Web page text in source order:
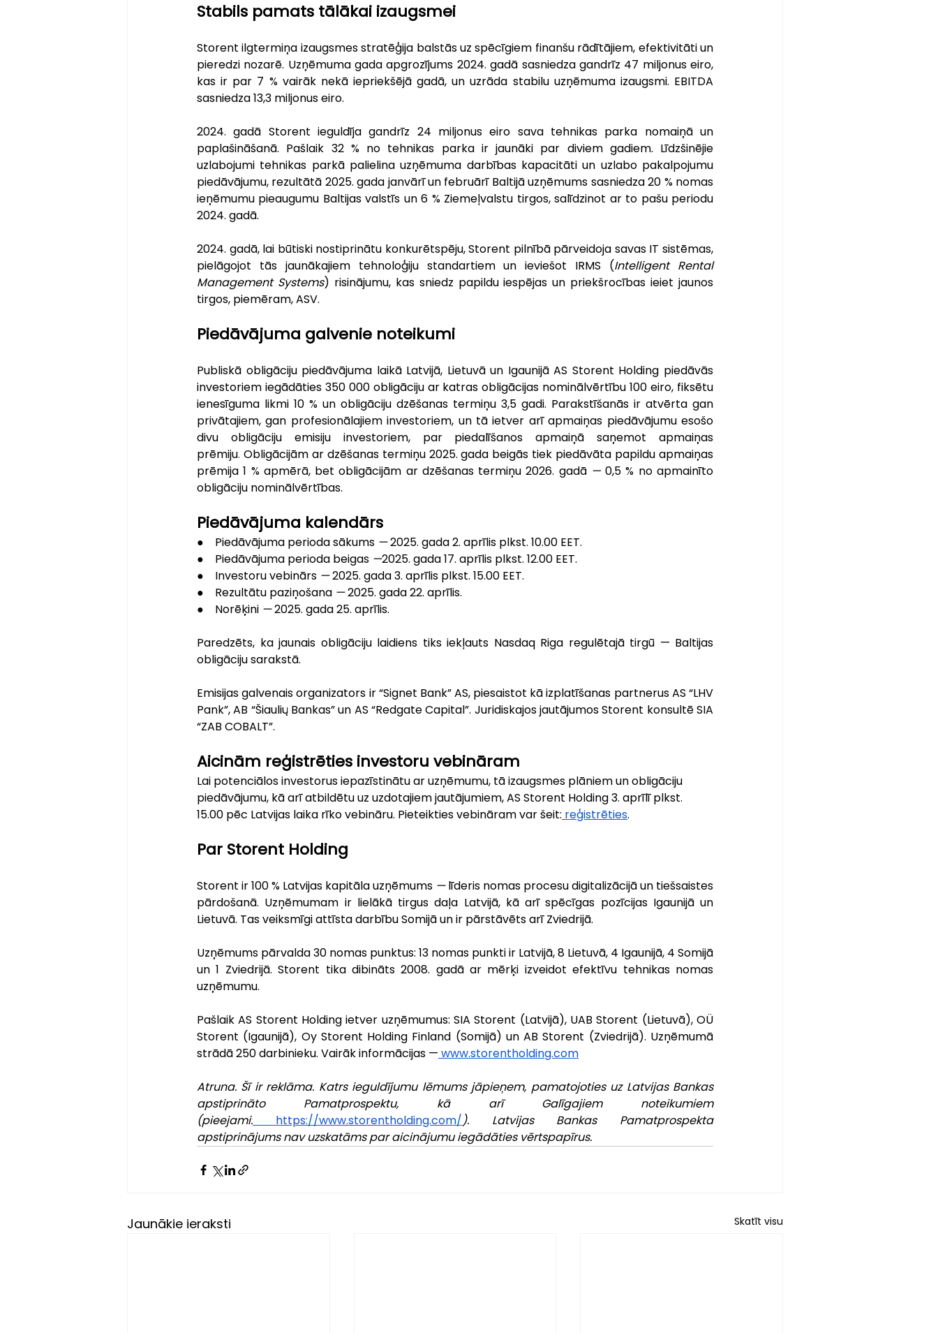
Stabils pamats tālākai izaugsmei
Storent ilgtermiņa izaugsmes stratēģija balstās uz spēcīgiem finanšu rādītājiem, efektivitāti un
pieredzi nozarē. Uzņēmuma gada apgrozījums 2024. gadā sasniedza gandrīz 47 miljonus eiro,
kas ir par 7 % vairāk nekā iepriekšējā gadā, un uzrāda stabilu uzņēmuma izaugsmi. EBITDA
sasniedza 13,3 miljonus eiro.
2024. gadā Storent ieguldīja gandrīz 24 miljonus eiro sava tehnikas parka nomaiņā un
paplašināšanā. Pašlaik 32 % no tehnikas parka ir jaunāki par diviem gadiem. Līdzšinējie
uzlabojumi tehnikas parkā palielina uzņēmuma darbības kapacitāti un uzlabo pakalpojumu
piedāvājumu, rezultātā 2025. gada janvārī un februārī Baltijā uzņēmums sasniedza 20 % nomas
ieņēmumu pieaugumu Baltijas valstīs un 6 % Ziemeļvalstu tirgos, salīdzinot ar to pašu periodu
2024. gadā.
2024. gadā, lai būtiski nostiprinātu konkurētspēju, Storent pilnībā pārveidoja savas IT sistēmas,
pielāgojot tās jaunākajiem tehnoloģiju standartiem un ieviešot IRMS (Intelligent Rental
Management Systems) risinājumu, kas sniedz papildu iespējas un priekšrocības ieiet jaunos
tirgos, piemēram, ASV.
Piedāvājuma galvenie noteikumi
Publiskā obligāciju piedāvājuma laikā Latvijā, Lietuvā un Igaunijā AS Storent Holding piedāvās
investoriem iegādāties 350 000 obligāciju ar katras obligācijas nominālvērtību 100 eiro, fiksētu
ienesīguma likmi 10 % un obligāciju dzēšanas termiņu 3,5 gadi. Parakstīšanās ir atvērta gan
privātajiem, gan profesionālajiem investoriem, un tā ietver arī apmaiņas piedāvājumu esošo
divu obligāciju emisiju investoriem, par piedalīšanos apmaiņā saņemot apmaiņas
prēmiju. Obligācijām ar dzēšanas termiņu 2025. gada beigās tiek piedāvāta papildu apmaiņas
prēmija 1 % apmērā, bet obligācijām ar dzēšanas termiņu 2026. gadā — 0,5 % no apmainīto
obligāciju nominālvērtības.
Piedāvājuma kalendārs
●    Piedāvājuma perioda sākums — 2025. gada 2. aprīlis plkst. 10.00 EET.
●    Piedāvājuma perioda beigas —2025. gada 17. aprīlis plkst. 12.00 EET.
●    Investoru vebinārs — 2025. gada 3. aprīlis plkst. 15.00 EET.
●    Rezultātu paziņošana — 2025. gada 22. aprīlis.
●    Norēķini — 2025. gada 25. aprīlis.
Paredzēts, ka jaunais obligāciju laidiens tiks iekļauts Nasdaq Riga regulētajā tirgū — Baltijas
obligāciju sarakstā.
Emisijas galvenais organizators ir “Signet Bank” AS, piesaistot kā izplatīšanas partnerus AS “LHV
Pank”, AB “Šiaulių Bankas” un AS “Redgate Capital”. Juridiskajos jautājumos Storent konsultē SIA
“ZAB COBALT”.
Aicinām reģistrēties investoru vebināram
Lai potenciālos investorus iepazīstinātu ar uzņēmumu, tā izaugsmes plāniem un obligāciju
piedāvājumu, kā arī atbildētu uz uzdotajiem jautājumiem, AS Storent Holding 3. aprīlī plkst.
15.00 pēc Latvijas laika rīko vebināru. Pieteikties vebināram var šeit: reģistrēties.
Par Storent Holding
Storent ir 100 % Latvijas kapitāla uzņēmums — līderis nomas procesu digitalizācijā un tiešsaistes
pārdošanā. Uzņēmumam ir lielākā tirgus daļa Latvijā, kā arī spēcīgas pozīcijas Igaunijā un
Lietuvā. Tas veiksmīgi attīsta darbību Somijā un ir pārstāvēts arī Zviedrijā.
Uzņēmums pārvalda 30 nomas punktus: 13 nomas punkti ir Latvijā, 8 Lietuvā, 4 Igaunijā, 4 Somijā
un 1 Zviedrijā. Storent tika dibināts 2008. gadā ar mērķi izveidot efektīvu tehnikas nomas
uzņēmumu.
Pašlaik AS Storent Holding ietver uzņēmumus: SIA Storent (Latvijā), UAB Storent (Lietuvā), OÜ
Storent (Igaunijā), Oy Storent Holding Finland (Somijā) un AB Storent (Zviedrijā). Uzņēmumā
strādā 250 darbinieku. Vairāk informācijas — www.storentholding.com
Atruna. Šī ir reklāma. Katrs ieguldījumu lēmums jāpieņem, pamatojoties uz Latvijas Bankas
apstiprināto Pamatprospektu, kā arī Galīgajiem noteikumiem
(pieejami:
https://www.storentholding.com/). Latvijas Bankas Pamatprospekta
apstiprinājums nav uzskatāms par aicinājumu iegādāties vērtspapīrus.
Jaunākie ieraksti Skatīt visu